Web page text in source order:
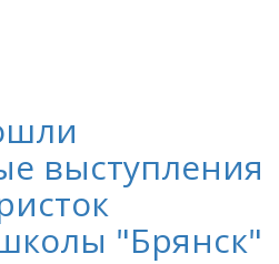
выступления
"Брянск"